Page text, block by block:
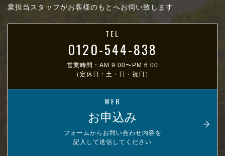
業担当スタッフがお客様のもとへお伺い致します
TEL
0120-544-838
営業時間：AM 9:00〜PM 6:00
（定休日：土・日・祝日）
WEB
お申込み
フォームからお問い合わせ内容を
記入して送信してください